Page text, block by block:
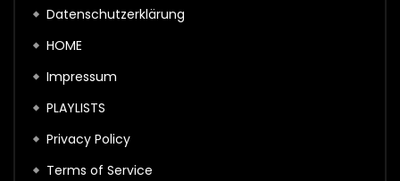
Datenschutzerklärung
HOME
Impressum
PLAYLISTS
Privacy Policy
Terms of Service